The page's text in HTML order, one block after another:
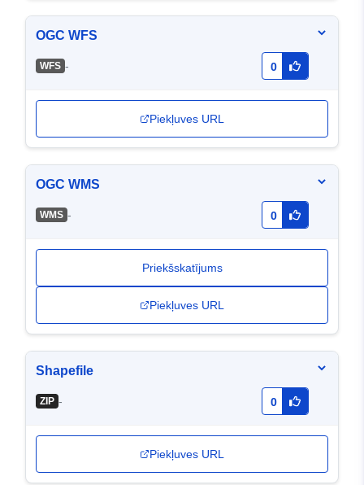
OGC WFS
WFS - 0
Piekļuves URL
OGC WMS
WMS - 0
Priekšskatījums
Piekļuves URL
Shapefile
ZIP - 0
Piekļuves URL